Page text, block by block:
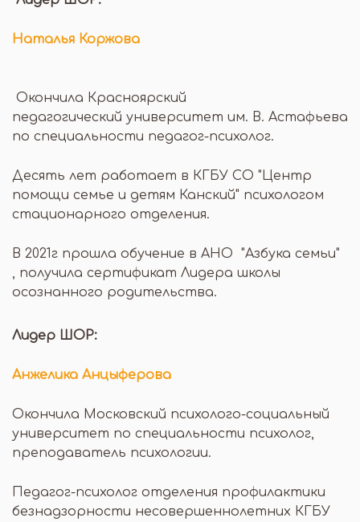
Наталья Коржова
Окончила Красноярский
педагогический университет им. В. Астафьева
по специальности педагог-психолог.
Десять лет работает в КГБУ СО "Центр
помощи семье и детям Канский" психологом
стационарного отделения.
В 2021г прошла обучение в АНО "Азбука семьи"
, получила сертификат Лидера школы
осознанного родительства.
Лидер ШОР:
Анжелика Анцыферова
Окончила Московский психолого-социальный
университет по специальности психолог,
преподаватель психологии.
Педагог-психолог отделения профилактики
безнадзорности несовершеннолетних КГБУ